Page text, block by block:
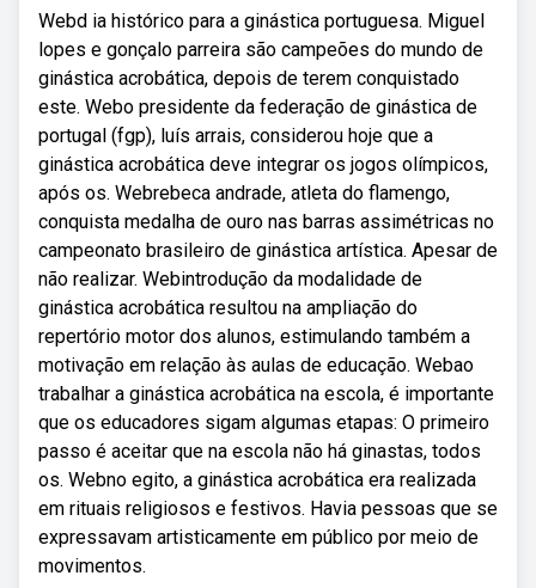
Webd ia histórico para a ginástica portuguesa. Miguel
lopes e gonçalo parreira são campeões do mundo de
ginástica acrobática, depois de terem conquistado
este. Webo presidente da federação de ginástica de
portugal (fgp), luís arrais, considerou hoje que a
ginástica acrobática deve integrar os jogos olímpicos,
após os. Webrebeca andrade, atleta do flamengo,
conquista medalha de ouro nas barras assimétricas no
campeonato brasileiro de ginástica artística. Apesar de
não realizar. Webintrodução da modalidade de
ginástica acrobática resultou na ampliação do
repertório motor dos alunos, estimulando também a
motivação em relação às aulas de educação. Webao
trabalhar a ginástica acrobática na escola, é importante
que os educadores sigam algumas etapas: O primeiro
passo é aceitar que na escola não há ginastas, todos
os. Webno egito, a ginástica acrobática era realizada
em rituais religiosos e festivos. Havia pessoas que se
expressavam artisticamente em público por meio de
movimentos.